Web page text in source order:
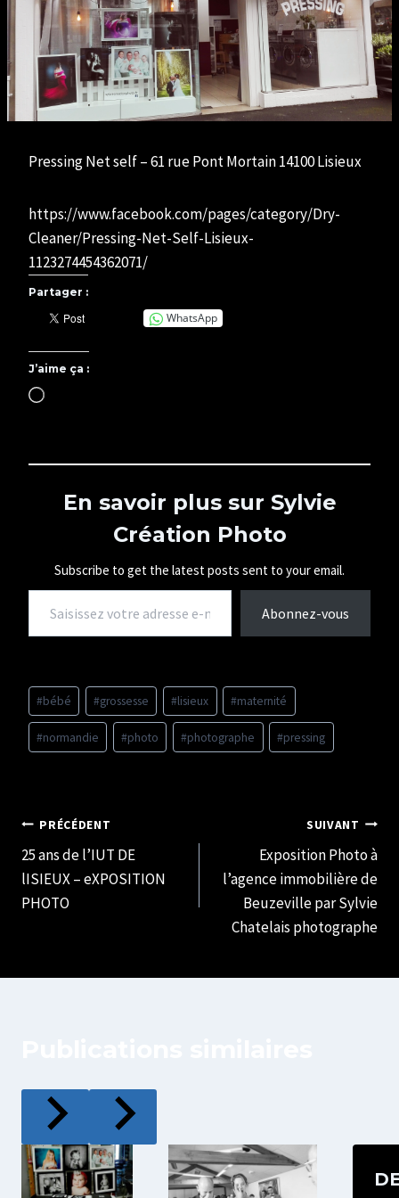
Pressing Net self – 61 rue Pont Mortain 14100 Lisieux
https://www.facebook.com/pages/category/Dry-
Cleaner/Pressing-Net-Self-Lisieux-
1123274454362071/
Partager :
WhatsApp
J’aime ça :
C
g
En savoir plus sur Sylvie
Création Photo
Subscribe to get the latest posts sent to your email.
Saisissez votre adresse e-mail…
Abonnez-vous
Étiquettes
de
la
#bébé #grossesse #lisieux #maternité
#normandie #photo #photographe #pressing
Navigation
de
l’article
PRÉCÉDENT
25 ans de l’IUT DE
lISIEUX – eXPOSITION
PHOTO
SUIVANT
Exposition Photo à
l’agence immobilière de
Beuzeville par Sylvie
Chatelais photographe